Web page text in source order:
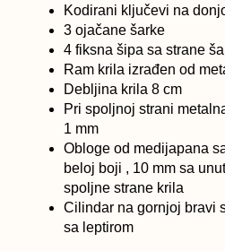
Kodirani ključevi na
3 ojačane šarke
4 fiksna šipa sa strane
Ram krila izrađen od
Debljina krila 8 cm
Pri spoljnoj strani
1 mm
Obloge od medijapana
beloj boji , 10 mm sa
spoljne strane krila
Cilindar na gornjoj bravi
sa leptirom